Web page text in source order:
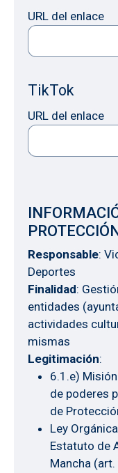
URL del enlace
TikTok
URL del enlace
Responsable:
Deportes
Finalidad:
entidades
actividades
mismas
Legitimación:
6.1.e)
de poderes
de
Ley
Estatuto de
Mancha